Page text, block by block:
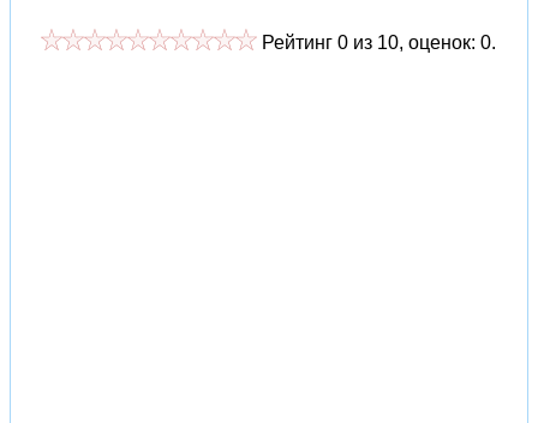
Рейтинг 0 из 10, оценок: 0.